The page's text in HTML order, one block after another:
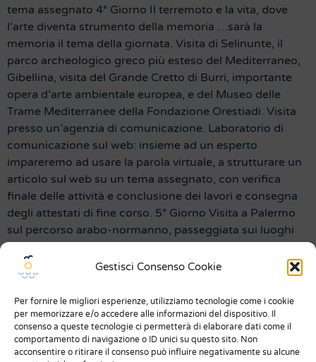
Gestisci Consenso Cookie
Per fornire le migliori esperienze, utilizziamo tecnologie come i cookie
per memorizzare e/o accedere alle informazioni del dispositivo. Il
consenso a queste tecnologie ci permetterà di elaborare dati come il
comportamento di navigazione o ID unici su questo sito. Non
acconsentire o ritirare il consenso può influire negativamente su alcune
tema assegnato 4° Giorno Il terremoto e la vita, dove
l’arte diventa strumento della memoria …sarà la
memoria il tema della giornata. Visita di Selinunte, il
parco archeologico greco più esteso del Mediterraneo,
Gibellina, visita del Grande Cretto di Burri, importante
opera d’arte ambientale europea, e del Museo delle
Trame Mediterranee della Fondazione Orestiadi. Visita
presso un’agenzia di comunicazione. Laboratorio di
comunicazione sul web: insieme ad un esperto
impareremo ad usare la parola virtuale, a strutturare un
articolo sul web su un tema assegnato, con verifica
finale delle attività e conclusione dei lavori e consegna
degli attestati di fine corso. 5° Giorno Visita a Palermo
sul percorso arabo-normanno, passeggiata sui luoghi
del Gattopardo con letture dedicate e visita a Monreale.
Menu
Chi siamo
Dicono di noi